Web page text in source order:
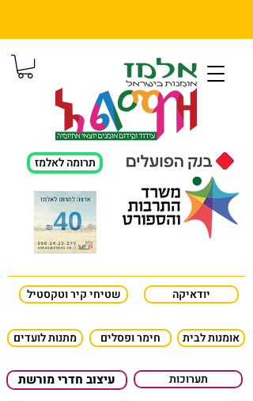
תרומה לאלמז
שטיחי קיר וטקסטיל יודאיקה
מתנות לועדים חימר ופסלים אומנות לבית
עיצוב חדרי מורשת תערוכות